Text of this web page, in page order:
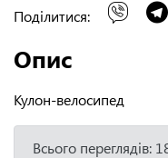
Поділитися:
Опис
Кулон-велосипед
Всього переглядів: